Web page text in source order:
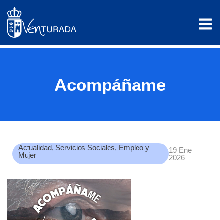
Acompáñame
Actualidad, Servicios Sociales, Empleo y
Mujer
19 Ene
2026